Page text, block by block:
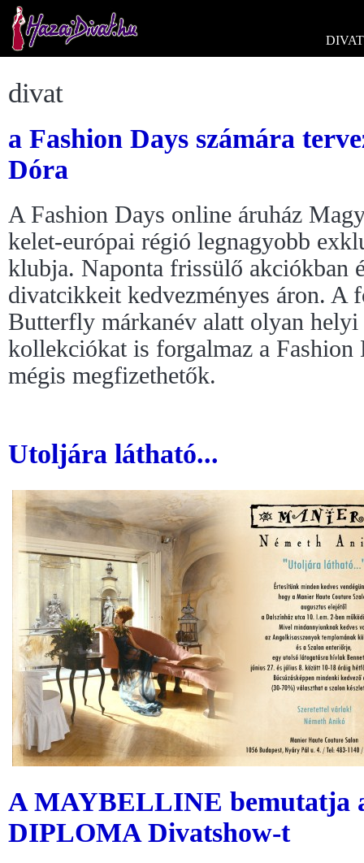
DIVAT
divat
a Fashion Days számára
Dóra
A Fashion Days online áruház
kelet-európai régió legnagyobb
klubja. Naponta frissülő akciókban
divatcikkeit kedvezményes áron. A
Butterfly márkanév alatt olyan
kollekciókat is forgalmaz a Fashion
mégis megfizethetők.
Utoljára látható...
A MAYBELLINE bemutatja
DIPLOMA Divatshow-t